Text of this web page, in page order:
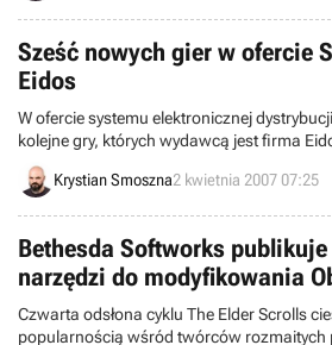
Sześć nowych gier w ofercie
Eidos
W ofercie systemu elektronicznej
kolejne gry, których wydawcą jest firma
sprzedaży produktów z serii Commandos i
ubiegłego miesiąca, tym razem brytyjski
Krystian Smoszna2 kwietnia 2007 07:25
Bethesda Softworks
narzędzi do modyfikowania
Czwarta odsłona cyklu The Elder Scrolls
popularnością wśród twórców rozmaitych